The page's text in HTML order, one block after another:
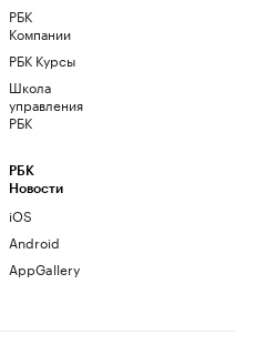
РБК
Компании
РБК Курсы
Школа
управления
РБК
РБК
Новости
iOS
Android
AppGallery